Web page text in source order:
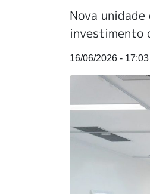
Nova
investimento
16/06/2026 - 17:03